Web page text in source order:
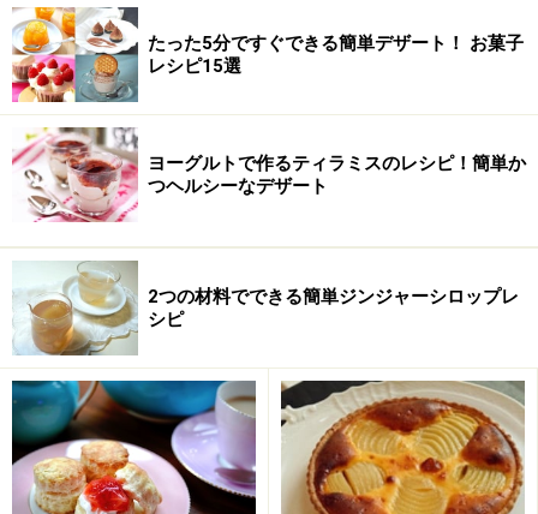
本格濃厚ガトーショコラ(18cm 円型 1台
分)
■ガトー・ショコラ
チョコレート
生クリーム 100ml
薄力粉 30g
ココアパウダー 30g
たった5分ですぐできる簡単デザート！ お菓子
レシピ15選
ヨーグルトで作るティラミスのレシピ！簡単か
つヘルシーなデザート
2つの材料でできる簡単ジンジャーシロップレ
シピ